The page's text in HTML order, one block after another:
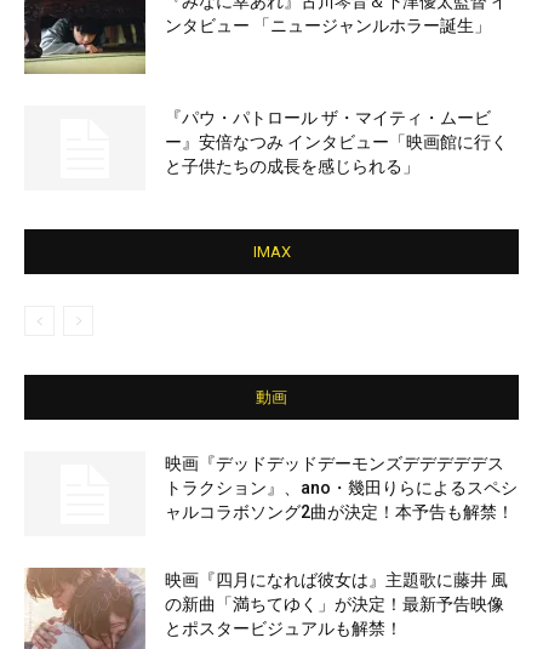
ンタビュー 「ニュージャンルホラー誕生」
『パウ・パトロール ザ・マイティ・ムービ
ー』安倍なつみ インタビュー「映画館に行く
と子供たちの成長を感じられる」
IMAX
動画
映画『デッドデッドデーモンズデデデデデス
トラクション』、ano・幾田りらによるスペシ
ャルコラボソング2曲が決定！本予告も解禁！
映画『四月になれば彼女は』主題歌に藤井 風
の新曲「満ちてゆく」が決定！最新予告映像
とポスタービジュアルも解禁！